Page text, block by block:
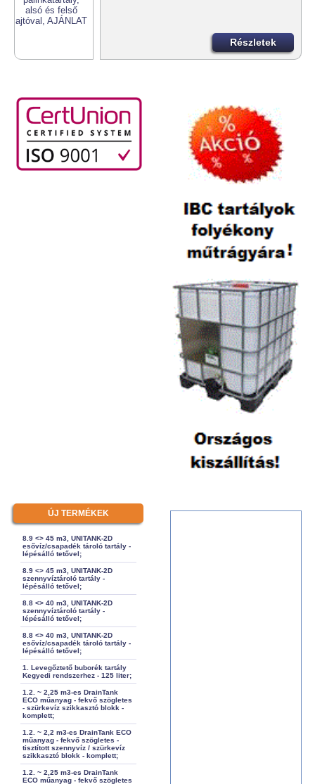
Részletek
ÚJ TERMÉKEK
8.9 <> 45 m3, UNITANK-2D
esővíz/csapadék tároló tartály -
lépésálló tetővel;
8.9 <> 45 m3, UNITANK-2D
szennyvíztároló tartály -
lépésálló tetővel;
8.8 <> 40 m3, UNITANK-2D
szennyvíztároló tartály -
lépésálló tetővel;
8.8 <> 40 m3, UNITANK-2D
esővíz/csapadék tároló tartály -
lépésálló tetővel;
1. Levegőztető buborék tartály
Kegyedi rendszerhez - 125 liter;
1.2. ~ 2,25 m3-es DrainTank
ECO műanyag - fekvő szögletes
- szürkevíz szikkasztó blokk -
komplett;
1.2. ~ 2,2 m3-es DrainTank ECO
műanyag - fekvő szögletes -
tisztított szennyvíz / szürkevíz
szikkasztó blokk - komplett;
1.2. ~ 2,25 m3-es DrainTank
ECO műanyag - fekvő szögletes